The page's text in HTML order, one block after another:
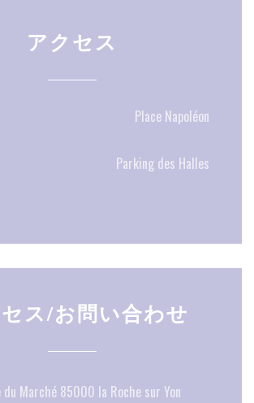
アクセス
Place Napoléon
Parking des Halles
ス/お問い合わせ
du Marché 85000 la Roche sur Yon((新しいウ